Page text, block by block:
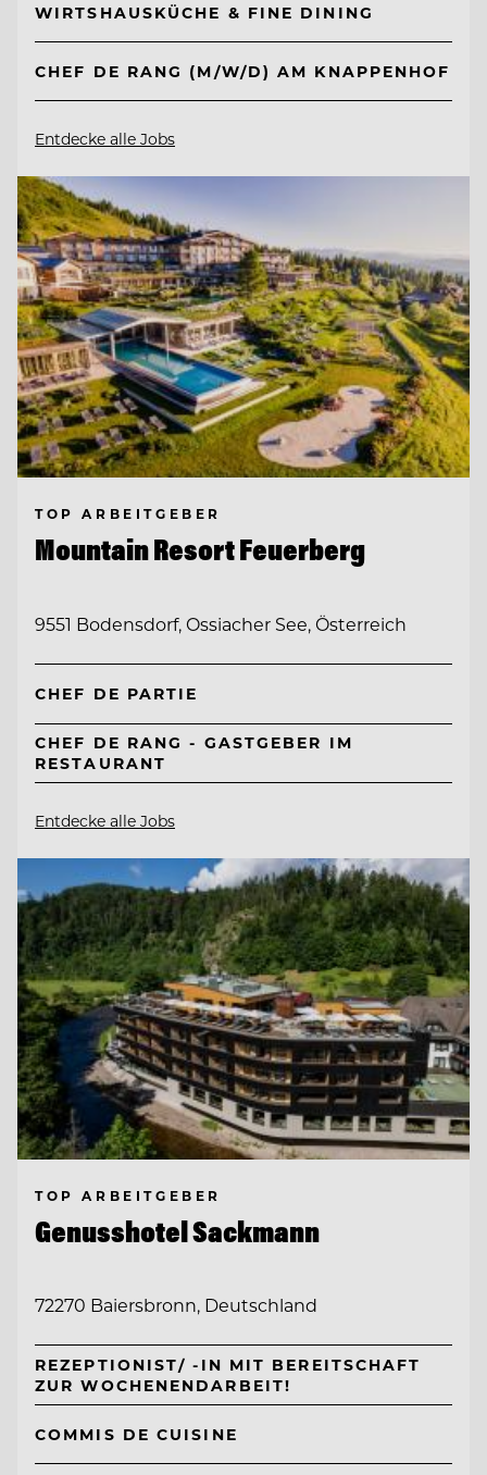
WIRTSHAUSKÜCHE & FINE DINING
CHEF DE RANG (M/W/D) AM KNAPPENHOF
Entdecke alle Jobs
TOP ARBEITGEBER
Mountain Resort Feuerberg
9551 Bodensdorf, Ossiacher See, Österreich
CHEF DE PARTIE
CHEF DE RANG - GASTGEBER IM
RESTAURANT
Entdecke alle Jobs
TOP ARBEITGEBER
Genusshotel Sackmann
72270 Baiersbronn, Deutschland
REZEPTIONIST/ -IN MIT BEREITSCHAFT
ZUR WOCHENENDARBEIT!
COMMIS DE CUISINE